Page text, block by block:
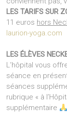
LES TARIFS SUR
11 euros hors
laurion-yoga.com
LES ÉLÈVES
L’hôpital vous
séance en
séances
rubrique « à
supplémentaire